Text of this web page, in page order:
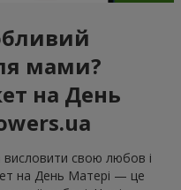
мами?
на День
свою любов і
на День Матері — це